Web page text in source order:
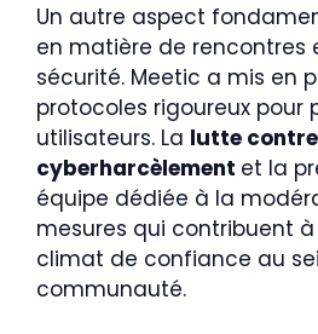
Un autre aspect
en matière de rencontres
sécurité. Meetic a mis en
protocoles rigoureux pour
utilisateurs. La lutte
cyberharcèlement et la
équipe dédiée à la
mesures qui contribuent
climat de confiance au
communauté.